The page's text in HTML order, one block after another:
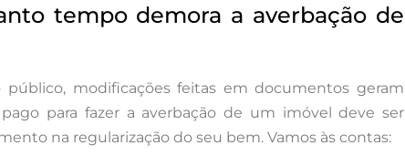
tempo demora a averbação de
modificações feitas em documentos geram
para fazer a averbação de um imóvel deve ser
na regularização do seu bem. Vamos às contas: